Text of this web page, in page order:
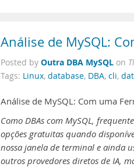
Análise de MySQL:
Posted by Outra DBA MySQL on
Tags: Linux, database, DBA, cli,
Análise de MySQL: Com uma
Como DBAs com MySQL,
opções gratuitas quando
nossa janela de terminal e ainda
outros provedores diretos de IA,